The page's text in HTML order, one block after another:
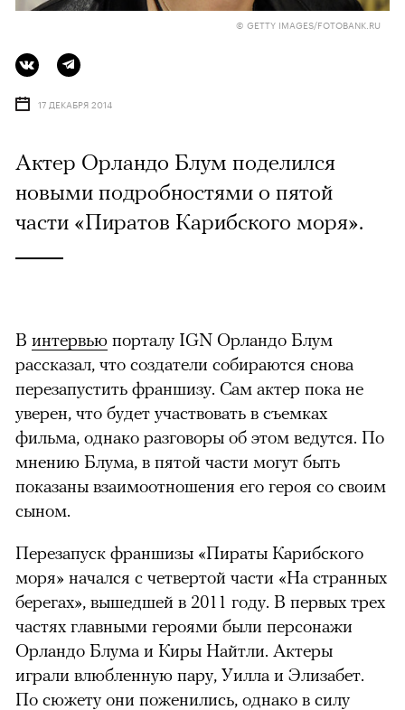
© GETTY IMAGES/FOTOBANK.RU
17 ДЕКАБРЯ 2014
Актер Орландо Блум поделился
новыми подробностями о пятой
части «Пиратов Карибского моря».
В интервью порталу IGN Орландо Блум
рассказал, что создатели собираются снова
перезапустить франшизу. Сам актер пока не
уверен, что будет участвовать в съемках
фильма, однако разговоры об этом ведутся. По
мнению Блума, в пятой части могут быть
показаны взаимоотношения его героя со своим
сыном.
Перезапуск франшизы «Пираты Карибского
моря» начался с четвертой части «На странных
берегах», вышедшей в 2011 году. В первых трех
частях главными героями были персонажи
Орландо Блума и Киры Найтли. Актеры
играли влюбленную пару, Уилла и Элизабет.
По сюжету они поженились, однако в силу